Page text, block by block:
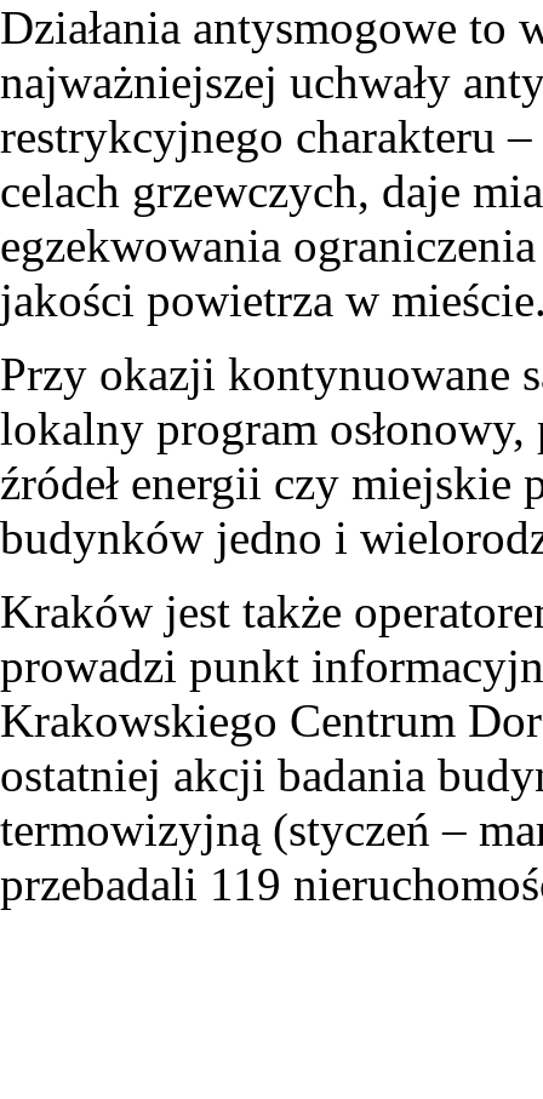
Działania antysmogowe
najważniejszej uchwały
restrykcyjnego charakteru
celach grzewczych, daje
egzekwowania
jakości powietrza w
Przy okazji kontynuowane
lokalny program
źródeł energii czy miejskie
budynków jedno i
Kraków jest także
prowadzi punkt
Krakowskiego Centrum
ostatniej akcji badania
termowizyjną (styczeń –
przebadali 119